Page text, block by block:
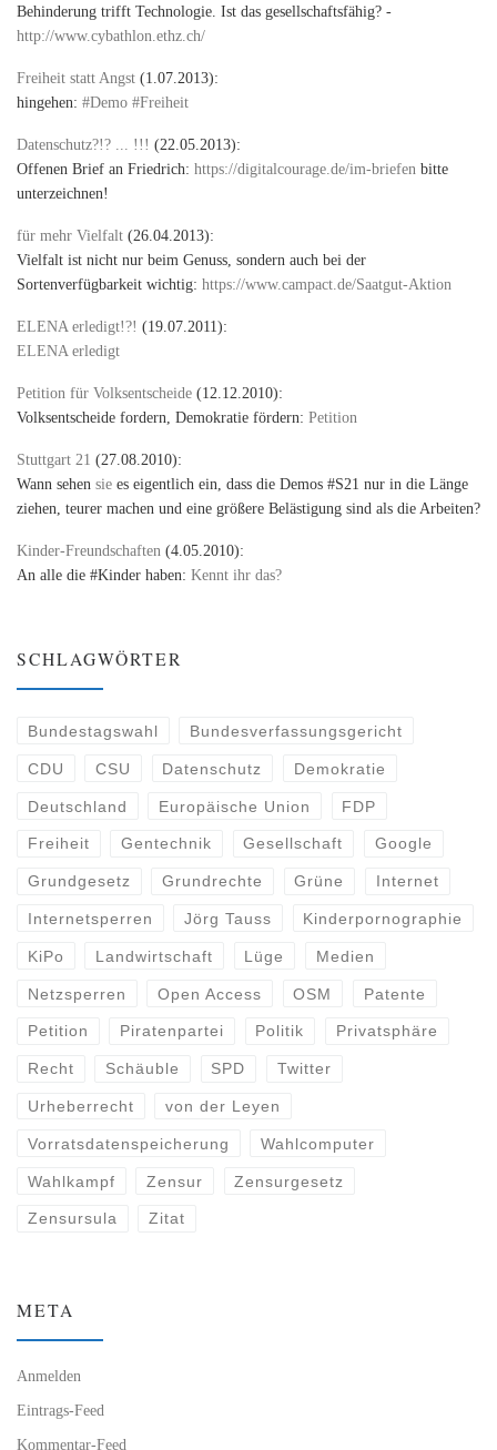
Behinderung trifft Technologie. Ist das gesellschaftsfähig? -
http://www.cybathlon.ethz.ch/
Freiheit statt Angst (1.07.2013):
hingehen: #Demo #Freiheit
Datenschutz?!? ... !!! (22.05.2013):
Offenen Brief an Friedrich: https://digitalcourage.de/im-briefen bitte
unterzeichnen!
für mehr Vielfalt (26.04.2013):
Vielfalt ist nicht nur beim Genuss, sondern auch bei der
Sortenverfügbarkeit wichtig: https://www.campact.de/Saatgut-Aktion
ELENA erledigt!?! (19.07.2011):
ELENA erledigt
Petition für Volksentscheide (12.12.2010):
Volksentscheide fordern, Demokratie fördern: Petition
Stuttgart 21 (27.08.2010):
Wann sehen sie es eigentlich ein, dass die Demos #S21 nur in die Länge
ziehen, teurer machen und eine größere Belästigung sind als die Arbeiten?
Kinder-Freundschaften (4.05.2010):
An alle die #Kinder haben: Kennt ihr das?
SCHLAGWÖRTER
Bundestagswahl Bundesverfassungsgericht
CDU CSU Datenschutz Demokratie
Deutschland Europäische Union FDP
Freiheit Gentechnik Gesellschaft Google
Grundgesetz Grundrechte Grüne Internet
Internetsperren Jörg Tauss Kinderpornographie
KiPo Landwirtschaft Lüge Medien
Netzsperren Open Access OSM Patente
Petition Piratenpartei Politik Privatsphäre
Recht Schäuble SPD Twitter
Urheberrecht von der Leyen
Vorratsdatenspeicherung Wahlcomputer
Wahlkampf Zensur Zensurgesetz
Zensursula Zitat
META
Anmelden
Eintrags-Feed
Kommentar-Feed